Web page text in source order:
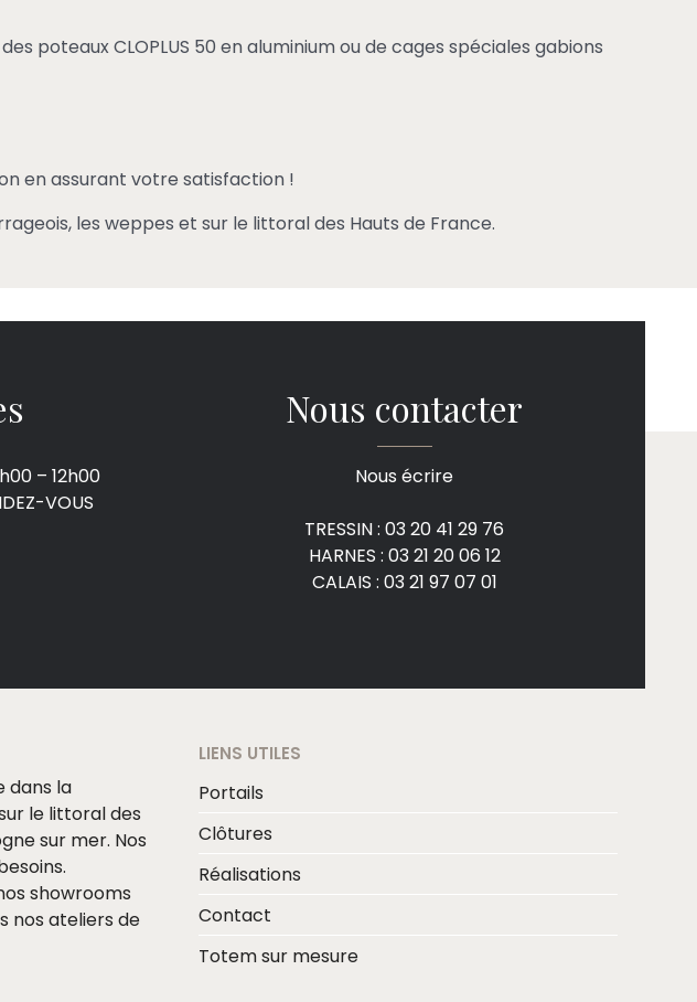
poteaux CLOPLUS 50 en aluminium ou de cages spéciales gabions
en assurant votre satisfaction !
les weppes et sur le littoral des Hauts de France.
– 12h00
VOUS
Nous contacter
Nous écrire
TRESSIN : 03 20 41 29 76
HARNES : 03 21 20 06 12
CALAIS : 03 21 97 07 01
dans la
le littoral des
sur mer. Nos
showrooms
nos ateliers de
LIENS UTILES
Portails
Clôtures
Réalisations
Contact
Totem sur mesure